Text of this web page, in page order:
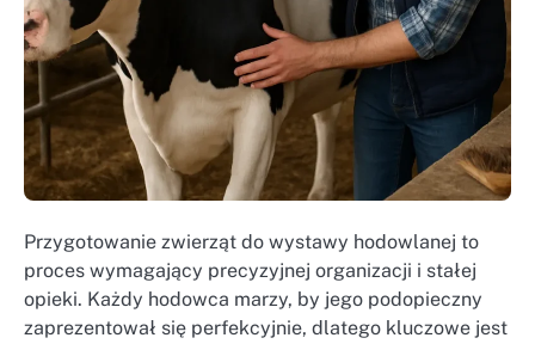
Przygotowanie zwierząt do wystawy hodowlanej to
proces wymagający precyzyjnej organizacji i stałej
opieki. Każdy hodowca marzy, by jego podopieczny
zaprezentował się perfekcyjnie, dlatego kluczowe jest